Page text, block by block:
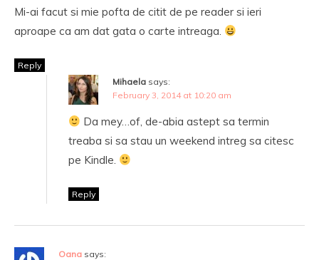
Mi-ai facut si mie pofta de citit de pe reader si ieri
aproape ca am dat gata o carte intreaga.
Reply
Mihaela says:
February 3, 2014 at 10:20 am
Da mey…of, de-abia astept sa termin
treaba si sa stau un weekend intreg sa citesc
pe Kindle.
Reply
Oana says: